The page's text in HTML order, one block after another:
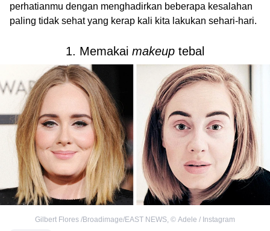
perhatianmu dengan menghadirkan beberapa kesalahan
paling tidak sehat yang kerap kali kita lakukan sehari-hari.
1. Memakai makeup tebal
Gilbert Flores /Broadimage/EAST NEWS © Adele / Instagram